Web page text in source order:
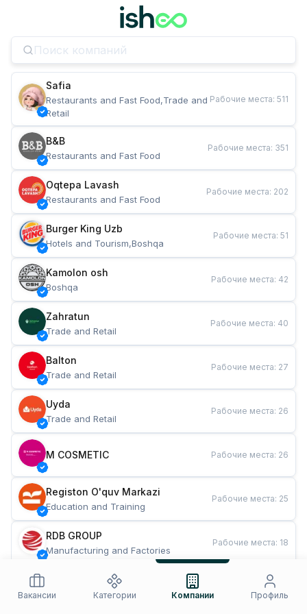
Safia
Restaurants and Fast Food,Trade and
Retail
Рабочие места: 511
B&B
Restaurants and Fast Food
Рабочие места: 351
Oqtepa Lavash
Restaurants and Fast Food
Рабочие места: 202
Burger King Uzb
Hotels and Tourism,Boshqa
Рабочие места: 51
Kamolon osh
Boshqa
Рабочие места: 42
Zahratun
Trade and Retail
Рабочие места: 40
Balton
Trade and Retail
Рабочие места: 27
Uyda
Trade and Retail
Рабочие места: 26
M COSMETIC Рабочие места: 26
Registon O'quv Markazi
Education and Training
Рабочие места: 25
RDB GROUP
Manufacturing and Factories
Рабочие места: 18
Restaurants and Fast Food
Рабочие места
Вакансии
Категории Компании Профиль